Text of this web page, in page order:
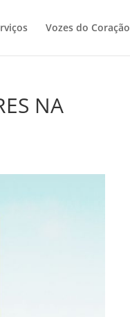
Vozes do Coração
NA